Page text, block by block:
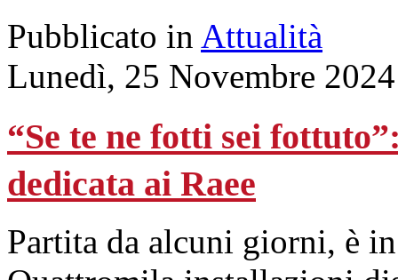
Pubblicato in Attualità
Lunedì, 25 Novembre
“Se te ne fotti sei
dedicata ai Raee
Partita da alcuni giorni, è